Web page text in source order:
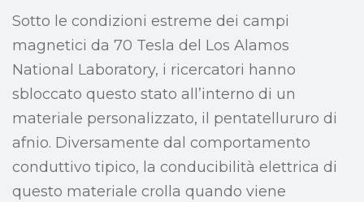
Sotto le condizioni estreme dei campi
magnetici da 70 Tesla del Los Alamos
National Laboratory, i ricercatori hanno
sbloccato questo stato all’interno di un
materiale personalizzato, il pentatellururo di
afnio. Diversamente dal comportamento
conduttivo tipico, la conducibilità elettrica di
questo materiale crolla quando viene